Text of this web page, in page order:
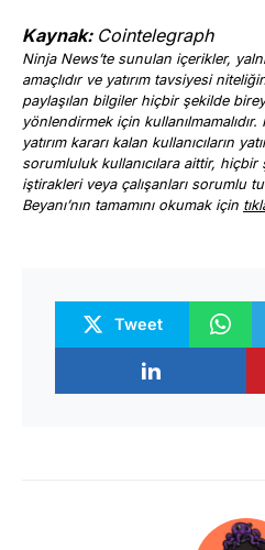
Kaynak: Cointelegraph
Ninja News’te sunulan içerikler,
amaçlıdır ve yatırım tavsiyesi
paylaşılan bilgiler hiçbir şekilde
yönlendirmek için
yatırım kararı kalan kullanıcıların
sorumluluk kullanıcılara aittir,
iştirakleri veya çalışanları sorumlu
Beyanı’nın tamamını okumak için
Tweet